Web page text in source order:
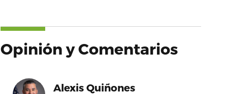
Opinión y Comentarios
Alexis Quiñones